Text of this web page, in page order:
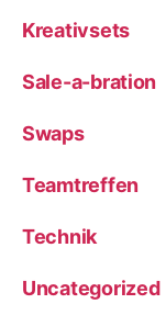
Kreativsets
Sale-a-bration
Swaps
Teamtreffen
Technik
Uncategorized